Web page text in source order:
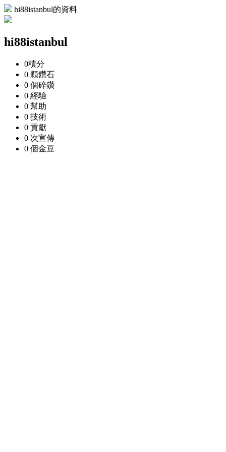
hi88istanbul的資料
hi88istanbul
0積分
0 顆鑽石
0 個碎鑽
0 經驗
0 幫助
0 技術
0 貢獻
0 次宣傳
0 個金豆